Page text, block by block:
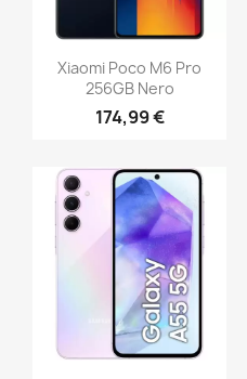
Xiaomi Poco M6 Pro
256GB Nero
174,99 €